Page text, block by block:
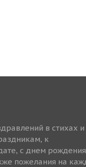
в стихах и
к
с днем
пожелания на